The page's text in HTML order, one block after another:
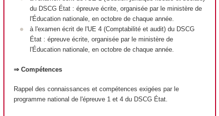
du DSCG État : épreuve écrite, organisée par le ministère de
l'Éducation nationale, en octobre de chaque année.
à l'examen écrit de l'UE 4 (Comptabilité et audit) du DSCG
État : épreuve écrite, organisée par le ministère de
l'Éducation nationale, en octobre de chaque année.
⇒ Compétences
Rappel des connaissances et compétences exigées par le
programme national de l'épreuve 1 et 4 du DSCG État.